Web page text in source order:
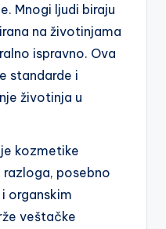
Mnogi ljudi biraju
na životinjama
ispravno. Ova
standarde i
životinja u
kozmetike
razloga, posebno
organskim
veštačke